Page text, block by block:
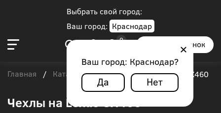
Выбрать свой город:
Ваш город: Краснодар
Ваш город: Краснодар?
Да Нет
Заказать звонок
Главная / Каталог чехлов / Lexus / Lexus GX460
Чехлы на Lexus GX460